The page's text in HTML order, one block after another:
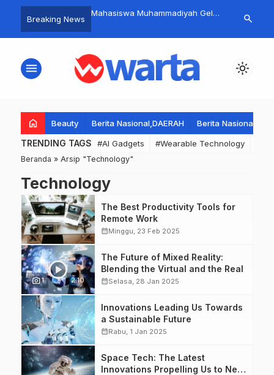
Breaking News
Ketua Umum
Ajak Seluruh
Mahasiswa Muhammadiyah Gelar
Mapolresta Sidoarjo, Angkat
Kasus Meninggalnya Driver Ojek
Online.
Kegiatan
perguruan
Kebomas
search
menu light_mode
home Beauty Berita Nasional,DAERAH Berita
TRENDING TAGS #AI Gadgets #Wearable Technology
Beranda » Arsip "Technology"
Technology
The Best Productivity Tools for
Remote Work
calendar_monthMinggu, 23 Feb 2025
2.10
photo_camera1
The Future of Mixed Reality:
Blending the Virtual and the Real
calendar_monthSelasa, 28 Jan 2025
Innovations Leading Us Towards
a Sustainable Future
calendar_monthRabu, 1 Jan 2025
Space Tech: The Latest
Innovations Propelling Us to New